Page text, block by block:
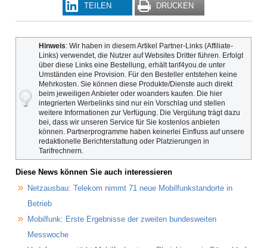
TEILEN DRUCKEN
Hinweis: Wir haben in diesem Artikel Partner-Links (Affiliate-
Links) verwendet, die Nutzer auf Websites Dritter führen. Erfolgt
über diese Links eine Bestellung, erhält tarif4you.de unter
Umständen eine Provision. Für den Besteller entstehen keine
Mehrkosten. Sie können diese Produkte/Dienste auch direkt
beim jeweiligen Anbieter oder woanders kaufen. Die hier
integrierten Werbelinks sind nur ein Vorschlag und stellen
weitere Informationen zur Verfügung. Die Vergütung trägt dazu
bei, dass wir unseren Service für Sie kostenlos anbieten
können. Partnerprogramme haben keinerlei Einfluss auf unsere
redaktionelle Berichterstattung oder Platzierungen in
Tarifrechnern.
Diese News können Sie auch interessieren
Netzausbau: Telekom nimmt 71 neue Mobilfunkstandorte in
Betrieb
Mobilfunk: Erste Ergebnisse der zweiten bundesweiten
Messwoche